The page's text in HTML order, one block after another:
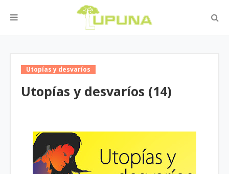
Utopías y desvaríos
Utopías y desvaríos (14)